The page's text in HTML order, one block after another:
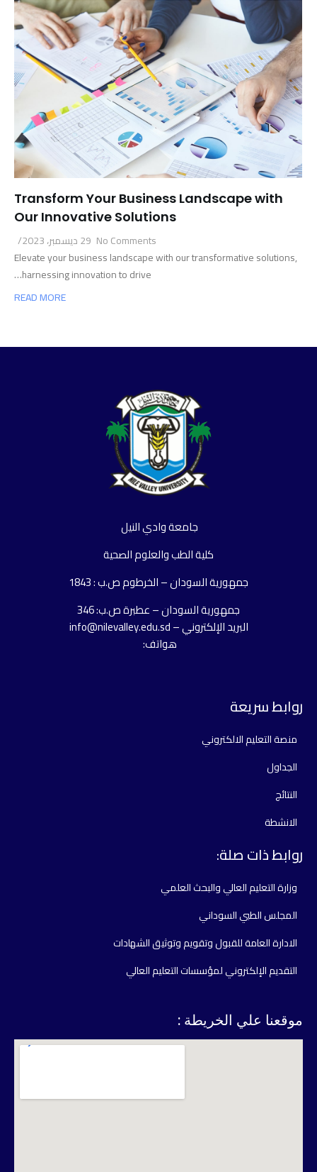
Transform Your Business Landscape with
Our Innovative Solutions
29 ديسمبر، 2023 /
No Comments
Elevate your business landscape with our transformative solutions,
harnessing innovation to drive…
READ MORE
جامعة وادي النيل
كلية الطب والعلوم الصحية
جمهورية السودان – الخرطوم ص.ب : 1843
جمهورية السودان – عطبرة ص.ب: 346
البريد الإلكتروني – info@nilevalley.edu.sd
هواتف:
روابط سريعة
منصة التعليم الالكتروني
الجداول
النتائج
الانشطة
روابط ذات صلة:
وزارة التعليم العالي والبحث العلمي
المجلس الطبي السوداني
الادارة العامة للقبول وتقويم وتوثيق الشهادات
التقديم الإلكتروني لمؤسسات التعليم العالي
موقعنا علي الخريطة :